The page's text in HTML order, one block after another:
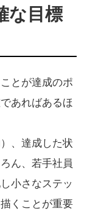
な目標
とが達成のポ
あればあるほ
、達成した状
ん、若手社員
小さなステッ
くことが重要